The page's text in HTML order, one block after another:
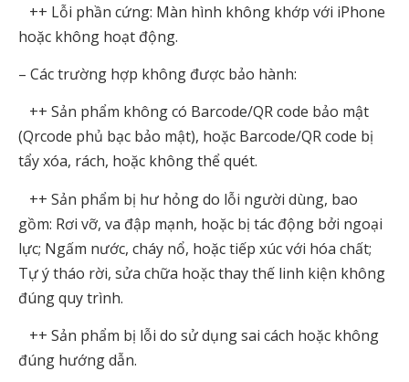
++ Lỗi phần cứng: Màn hình không khớp với iPhone
hoặc không hoạt động.
– Các trường hợp không được bảo hành:
++ Sản phẩm không có Barcode/QR code bảo mật
(Qrcode phủ bạc bảo mật), hoặc Barcode/QR code bị
tẩy xóa, rách, hoặc không thể quét.
++ Sản phẩm bị hư hỏng do lỗi người dùng, bao
gồm: Rơi vỡ, va đập mạnh, hoặc bị tác động bởi ngoại
lực; Ngấm nước, cháy nổ, hoặc tiếp xúc với hóa chất;
Tự ý tháo rời, sửa chữa hoặc thay thế linh kiện không
đúng quy trình.
++ Sản phẩm bị lỗi do sử dụng sai cách hoặc không
đúng hướng dẫn.